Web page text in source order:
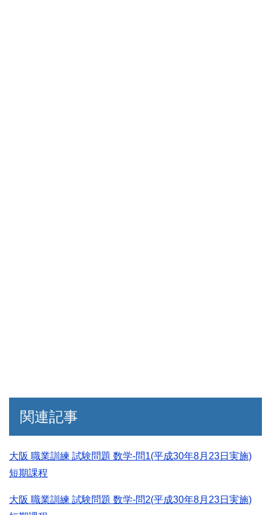
関連記事
大阪 職業訓練 試験問題 数学-問1(平成30年8月23日実施)
短期課程
大阪 職業訓練 試験問題 数学-問2(平成30年8月23日実施)